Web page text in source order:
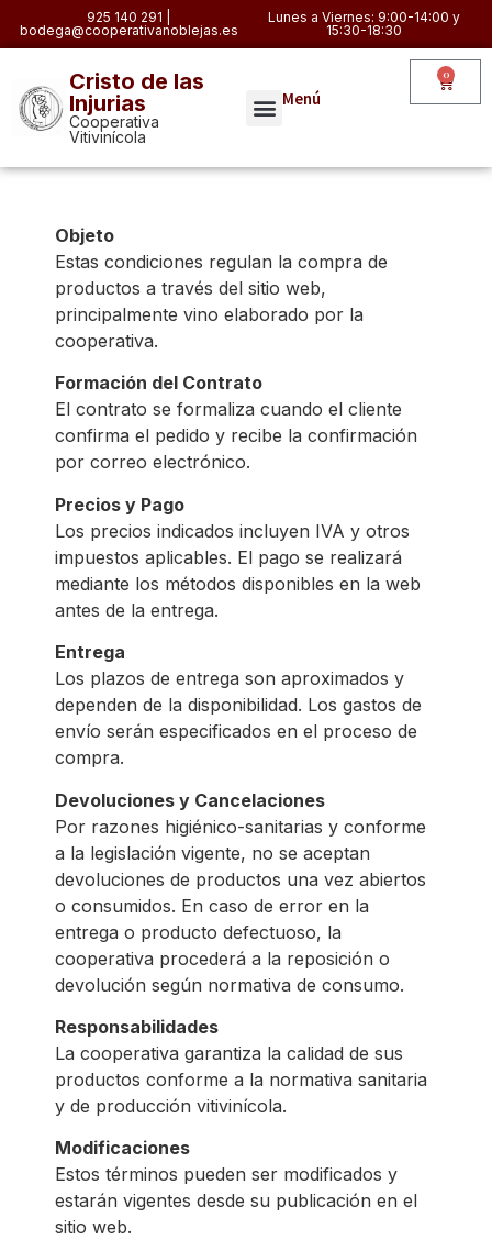
925 140 291 |
bodega@cooperativanoblejas.es
Lunes a Viernes: 9:00-14:00 y
15:30-18:30
Cristo de las
Injurias
Cooperativa
Vitivinícola
Menú
0
Objeto
Estas condiciones regulan la compra de
productos a través del sitio web,
principalmente vino elaborado por la
cooperativa.
Formación del Contrato
El contrato se formaliza cuando el cliente
confirma el pedido y recibe la confirmación
por correo electrónico.
Precios y Pago
Los precios indicados incluyen IVA y otros
impuestos aplicables. El pago se realizará
mediante los métodos disponibles en la web
antes de la entrega.
Entrega
Los plazos de entrega son aproximados y
dependen de la disponibilidad. Los gastos de
envío serán especificados en el proceso de
compra.
Devoluciones y Cancelaciones
Por razones higiénico-sanitarias y conforme
a la legislación vigente, no se aceptan
devoluciones de productos una vez abiertos
o consumidos. En caso de error en la
entrega o producto defectuoso, la
cooperativa procederá a la reposición o
devolución según normativa de consumo.
Responsabilidades
La cooperativa garantiza la calidad de sus
productos conforme a la normativa sanitaria
y de producción vitivinícola.
Modificaciones
Estos términos pueden ser modificados y
estarán vigentes desde su publicación en el
sitio web.